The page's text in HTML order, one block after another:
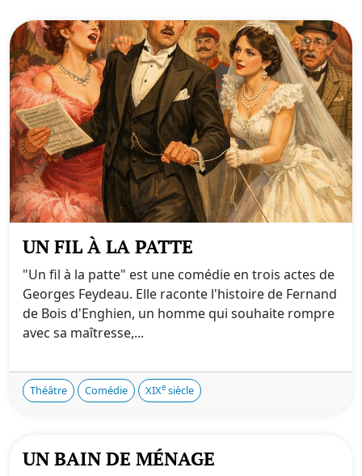
UN FIL À LA PATTE
"Un fil à la patte" est une comédie en trois actes de
Georges Feydeau. Elle raconte l'histoire de Fernand
de Bois d'Enghien, un homme qui souhaite rompre
avec sa maîtresse,...
Théâtre Comédie XIXe siècle
UN BAIN DE MÉNAGE